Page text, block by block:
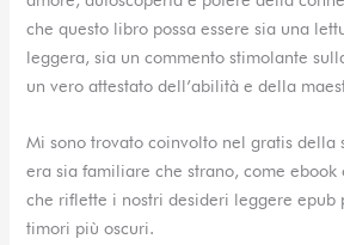
che questo libro possa essere sia una
leggera, sia un commento stimolante
un vero attestato dell’abilità e della
Mi sono trovato coinvolto nel gratis della
era sia familiare che strano, come
che riflette i nostri desideri leggere epub
timori più oscuri.